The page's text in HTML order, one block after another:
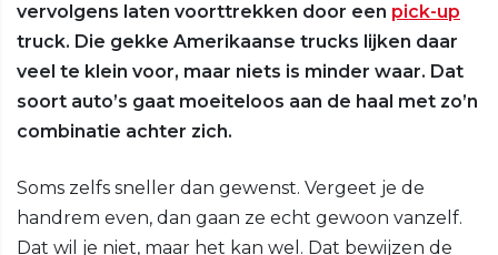
vervolgens laten voorttrekken door een pick-up
truck. Die gekke Amerikaanse trucks lijken daar
veel te klein voor, maar niets is minder waar. Dat
soort auto’s gaat moeiteloos aan de haal met zo’n
combinatie achter zich.
Soms zelfs sneller dan gewenst. Vergeet je de
handrem even, dan gaan ze echt gewoon vanzelf.
Dat wil je niet, maar het kan wel. Dat bewijzen de